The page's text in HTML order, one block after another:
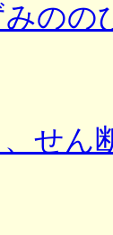
のの
せん